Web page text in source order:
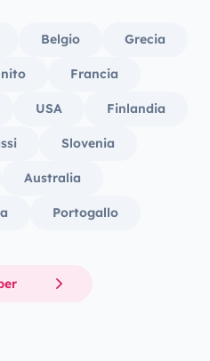
Belgio Grecia
Francia
USA Finlandia
Slovenia
Australia
Portogallo